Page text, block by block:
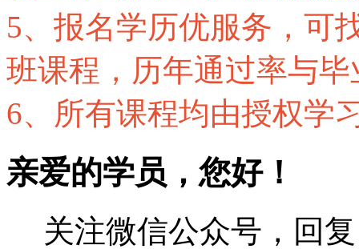
5、报名学历优服务，可
班课程，历年通过率与毕
6、所有课程均由授权学
亲爱的学员，您好！
关注微信公众号，回